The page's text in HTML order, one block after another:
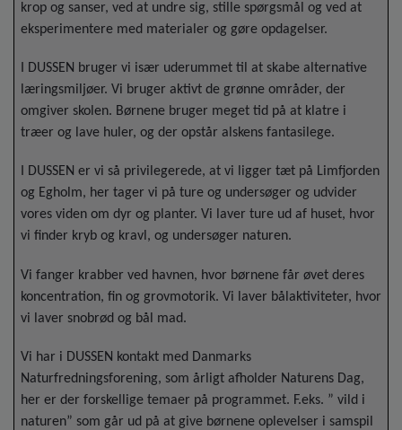
krop og sanser, ved at undre sig, stille spørgsmål og ved at
eksperimentere med materialer og gøre opdagelser.
I DUSSEN bruger vi især uderummet til at skabe alternative
læringsmiljøer. Vi bruger aktivt de grønne områder, der
omgiver skolen. Børnene bruger meget tid på at klatre i
træer og lave huler, og der opstår alskens fantasilege.
I DUSSEN er vi så privilegerede, at vi ligger tæt på Limfjorden
og Egholm, her tager vi på ture og undersøger og udvider
vores viden om dyr og planter. Vi laver ture ud af huset, hvor
vi finder kryb og kravl, og undersøger naturen.
Vi fanger krabber ved havnen, hvor børnene får øvet deres
koncentration, fin og grovmotorik. Vi laver bålaktiviteter, hvor
vi laver snobrød og bål mad.
Vi har i DUSSEN kontakt med Danmarks
Naturfredningsforening, som årligt afholder Naturens Dag,
her er der forskellige temaer på programmet. F.eks. ” vild i
naturen” som går ud på at give børnene oplevelser i samspil